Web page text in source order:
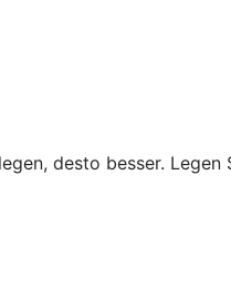
desto besser.